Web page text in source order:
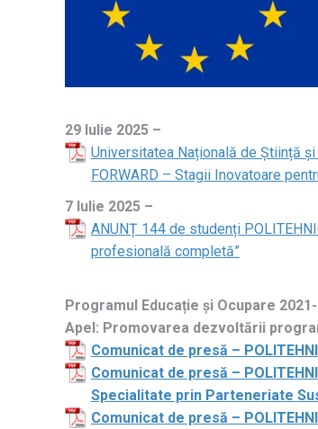
29 Iulie 2025 –
Universitatea Națională de Știință
FORWARD – Stagii Inovatoare
7 Iulie 2025 –
ANUNȚ 144 de studenți
profesională completă”
Programul Educație și Ocupare
Apel: Promovarea dezvoltării
Comunicat de presă –
Comunicat de presă –
Specialitate prin Parteneriate
Comunicat de presă –